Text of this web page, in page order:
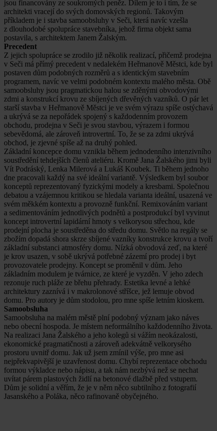
jsou financovány ze soukromých peněz. Dílem je to i tím, že se
architekti vracejí do svých domovských regionů. Takovým
příkladem je i stavba samoobsluhy v Seči, která navíc vzešla
z dlouhodobé spolupráce stavebníka, jehož firma objekt sama
postavila, s architektem Janem Žalským.
Precedent
Z jejich spolupráce se zrodilo již několik realizací, přičemž prodejna
v Seči má přímý precedent v nedalekém Heřmanově Městci, kde byl
postaven dům podobných rozměrů a s identickým stavebním
programem, navíc ve velmi podobném kontextu malého města. Obě
samoobsluhy jsou pragmatickou halou se zděnými obvodovými
zdmi a konstrukcí krovu ze sbíjených dřevěných vazníků. O pár let
starší stavba v Heřmanově Městci je ve svém výrazu spíše ostýchavá
a ukrývá se za nepořádek spojený s každodenním provozem
obchodu, prodejna v Seči je svou stavbou, výrazem i formou
sebevědomá, ale zároveň introvertní. To, že se za zdmi ukrývá
obchod, je zjevné spíše až na druhý pohled.
Základní koncepce domu vznikla během jednodenního intenzivního
soustředění tehdejších členů ateliéru. Kromě Jana Žalského jimi byli
Vít Podráský, Lenka Milerová a Lukáš Koubek. Ti během jednoho
dne pracovali každý na své ideální variantě. Výsledkem byl soubor
konceptů reprezentovaný fyzickými modely a kresbami. Společnou
debatou a vzájemnou kritikou se hledala varianta ideální, usazená ve
svém měkkém kontextu a provozně funkční. Remixováním variant
a sedimentováním jednotlivých podnětů a postprodukcí byl vyvinut
koncept introvertní lapidární hmoty s velkorysou střechou, kde
prodejní plocha je soustředěna do středu domu. Světlo na regály se
zbožím dopadá shora skrze sbíjené vazníky konstrukce krovu a tvoří
základní substanci atmosféry domu. Nízká obvodová zeď, na které
je krov usazen, v sobě ukrývá potřebné zázemí pro prodej i byt
provozovatele prodejny. Koncept se proměnil v dům. Jeho
základním modulem je tvárnice, ze které je vyzděn. V jeho zdech
rezonuje ruch pláže ze břehu přehrady. Estetika levné a lehké
architektury zaznívá i v makrolonové stříšce, jež lemuje obvod
domu. Pro autory je dům stodolou, pro mne spíše letním kioskem.
Samoobsluha
Samoobsluha na malém městě plní podobný význam jako náves
nebo obecní hospoda. Je místem neformálního každodenního života.
Na realizaci Jana Žalského a jeho kolegů si vážím neokázalosti,
ekonomické pragmatičnosti a zároveň adekvátně velkorysého
prostoru uvnitř domu. Jak už jsem zmínil výše, pro mne asi
nejpřekvapivější je uzavřenost domu. Chybí reprezentace obchodu
formou výkladce nebo nápisu, a tak nám nezbývá než se nechat
uvítat párem plastových židlí na betonové dlažbě před vstupem.
Dům je solidní a věřím, že je v něm něco subtilního z fotografií
Jasanského a Poláka, něco rafinovaně obyčejného.